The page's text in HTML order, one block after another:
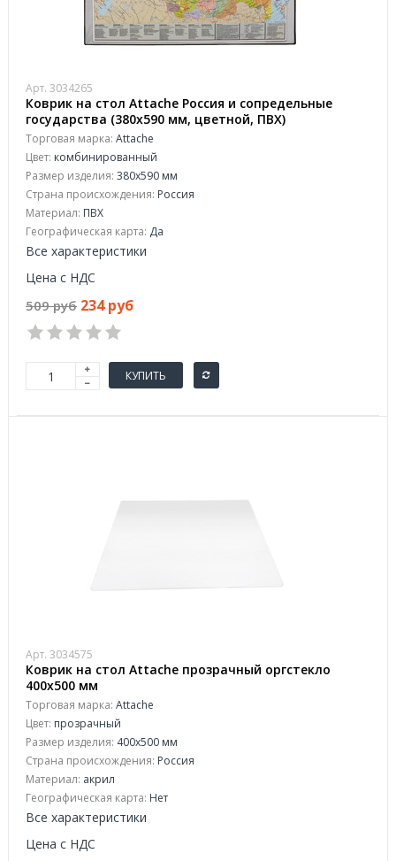
Арт. 3034265
Коврик на стол Attache Россия и сопредельные
государства (380х590 мм, цветной, ПВХ)
Торговая марка: Attache
Цвет: комбинированный
Размер изделия: 380x590 мм
Страна происхождения: Россия
Материал: ПВХ
Географическая карта: Да
Все характеристики
Цена с НДС
509 руб 234 руб
КУПИТЬ
Арт. 3034575
Коврик на стол Attache прозрачный оргстекло
400х500 мм
Торговая марка: Attache
Цвет: прозрачный
Размер изделия: 400х500 мм
Страна происхождения: Россия
Материал: акрил
Географическая карта: Нет
Все характеристики
Цена с НДС